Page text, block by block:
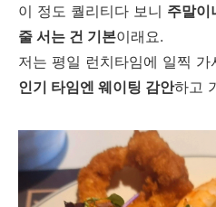
이 정도 퀄리티다 보니 주말이
줄 서는 건 기본이래요.
저는 평일 런치타임에 일찍 가
인기 타임엔 웨이팅 감안하고